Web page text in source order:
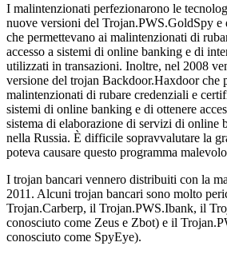
I malintenzionati perfezionarono le
nuove versioni del Trojan.PWS.GoldSpy e
che permettevano ai malintenzionati di
accesso a sistemi di online banking e di
utilizzati in transazioni. Inoltre, nel 2008
versione del trojan Backdoor.Haxdoor che
malintenzionati di rubare credenziali e
sistemi di online banking e di ottenere
sistema di elaborazione di servizi di online
nella Russia. È difficile sopravvalutare la
poteva causare questo programma
I trojan bancari vennero distribuiti con la
2011. Alcuni trojan bancari sono molto
Trojan.Carberp, il Trojan.PWS.Ibank, il
conosciuto come Zeus e Zbot) e il
conosciuto come SpyEye).